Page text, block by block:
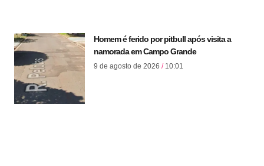
Homem é ferido por pitbull após visita a
namorada em Campo Grande
9 de agosto de 2026 10:01